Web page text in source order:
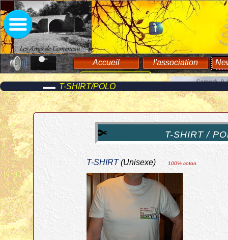
Accueil l'association
Boutique
ContactsSamedi, 8
T-SHIRT/POLO
T-SHIRT /
T-SHIRT(Unisexe) 100% coton